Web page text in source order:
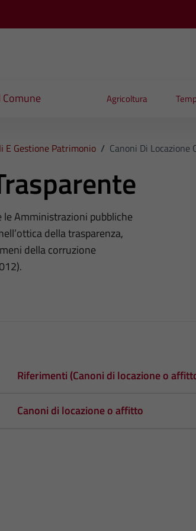
Agricoltura
E Gestione Patrimonio / Canoni Di Locazione
Amministrazioni pubbliche
della trasparenza,
della corruzione
Riferimenti (Canoni di locazione o
Canoni di locazione o affitto